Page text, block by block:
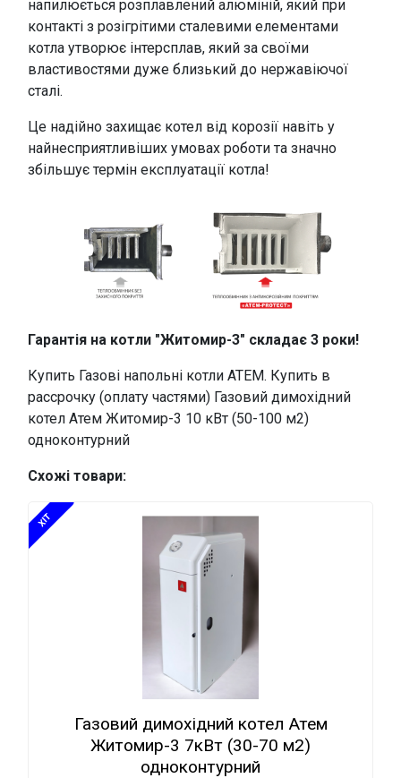
напилюється розплавлений алюміній, який при
контакті з розігрітими сталевими елементами
котла утворює інтерсплав, який за своїми
властивостями дуже близький до нержавіючої
сталі.
Це надійно захищає котел від корозії навіть у
найнесприятливіших умовах роботи та значно
збільшує термін експлуатації котла!
Гарантія на котли "Житомир-3" складає 3 роки!
Купить Газові напольні котли АТЕМ. Купить в
рассрочку (оплату частями) Газовий димохідний
котел Атем Житомир-3 10 кВт (50-100 м2)
одноконтурний
Схожі товари:
XIT
Газовий димохідний котел Атем
Житомир-3 7кВт (30-70 м2)
одноконтурний